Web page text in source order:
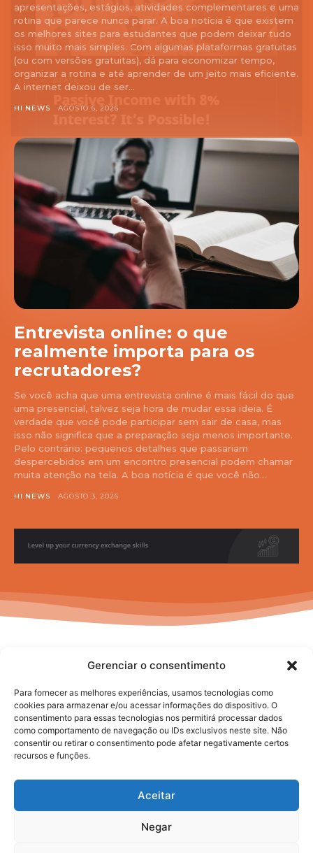
Gerenciar o consentimento
Para fornecer as melhores experiências, usamos tecnologias como
cookies para armazenar e/ou acessar informações do dispositivo. O
consentimento para essas tecnologias nos permitirá processar dados
como comportamento de navegação ou IDs exclusivos neste site. Não
consentir ou retirar o consentimento pode afetar negativamente certos
recursos e funções.
Aceitar
Negar
apresentações, estágios, atividades complementares e uma
rotina que parece nunca parar. A boa notícia é que existem
os melhores sites para estudantes que podem deixar tudo
isso muito mais simples. Com algumas plataformas gratuitas
(ou com versões gratuitas), dá para economizar tempo,
organizar a rotina e até aprender de um jeito mais eficiente.
A internet deixou de ser...
HI NEWS AGOSTO 6, 2026
Entrevista online: o que
realmente importa para os
recrutadores?
Se você acha que uma entrevista online é mais fácil do que
uma presencial, talvez seja hora de mudar essa ideia. É
verdade que você pode participar sem sair de casa, mas
isso não significa que a preparação seja menos importante.
Pelo contrário: pequenos detalhes que passariam
despercebidos em um encontro presencial podem chamar
muita atenção na tela. A boa notícia é que você não...
HI NEWS AGOSTO 3, 2026
No posts to display